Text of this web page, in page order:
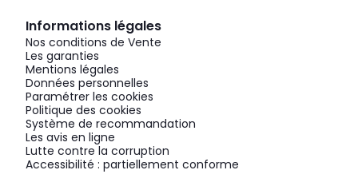
Informations légales
Nos conditions de Vente
Les garanties
Mentions légales
Données personnelles
Paramétrer les cookies
Politique des cookies
Système de recommandation
Les avis en ligne
Lutte contre la corruption
Accessibilité : partiellement conforme